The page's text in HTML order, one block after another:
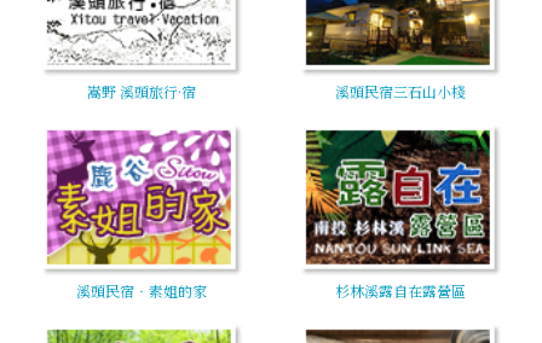
嵩野 溪頭旅行·宿 溪頭民宿三石山小棧
溪頭民宿‧素姐的家 杉林溪露自在露營區